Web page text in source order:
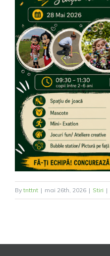
By tnttnt | mai 26th, 2026 | Stiri |